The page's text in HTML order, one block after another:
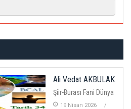
Ali Vedat AKBULAK
Şiir-Burası Fani Dünya
19 Nisan 2026